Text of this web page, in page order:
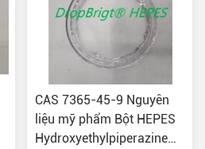
CAS 7365-45-9 Nguyên
liệu mỹ phẩm Bột HEPES
Hydroxyethylpiperazine